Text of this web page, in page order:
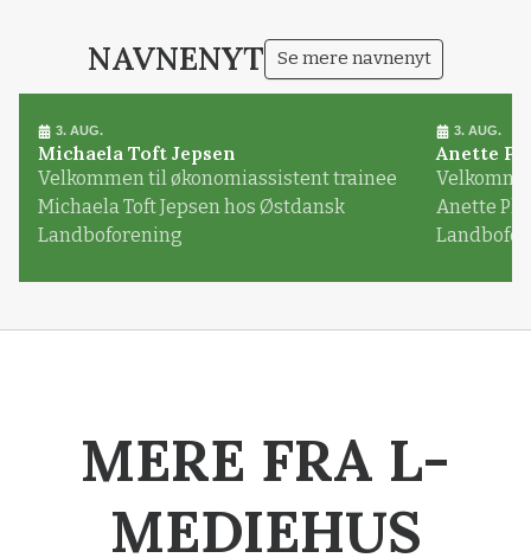
NAVNENYT Se mere navnenyt
3. AUG.
Michaela Toft Jepsen
Velkommen til økonomiassistent trainee
Michaela Toft Jepsen hos Østdansk
Landboforening
3. AUG.
Anette
Anette
MERE FRA L-
MEDIEHUS